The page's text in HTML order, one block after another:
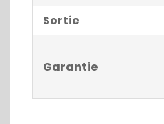
Sortie
Garantie